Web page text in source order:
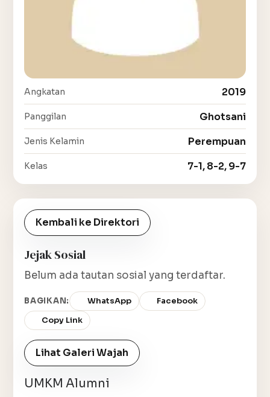
Angkatan 2019
Panggilan Ghotsani
Jenis Kelamin Perempuan
Kelas 7-1, 8-2, 9-7
Kembali ke Direktori
Jejak Sosial
Belum ada tautan sosial yang terdaftar.
BAGIKAN: WhatsApp
Facebook
Copy Link
Lihat Galeri Wajah
UMKM Alumni